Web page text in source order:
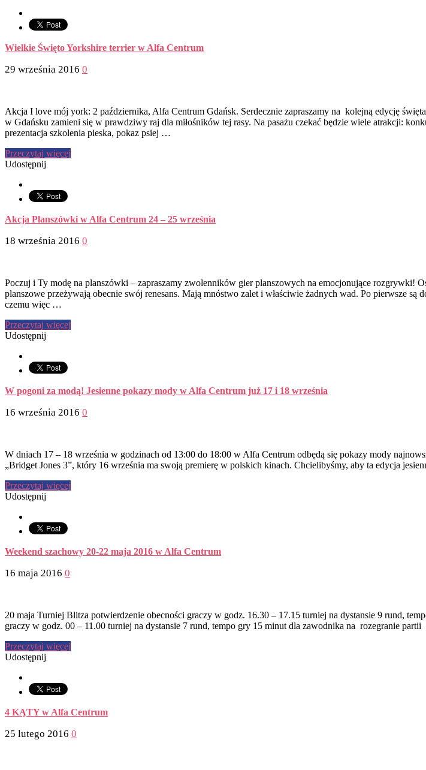
Wielkie Święto Yorkshire terrier w Alfa Centrum
29 września 2016 0
Akcja I love mój york: 2 października, Alfa Centrum Gdańsk. Serdecznie zapraszamy na kolejną edycję
w Gdańsku zamieni się w prawdziwy raj dla miłośników tej rasy. Na pasażu czekać będzie wiele atrakcji:
prezentacja szkolenia pieska, pokaz psiej …
Przeczytaj więcej
Udostępnij
Akcja Planszówki w Alfa Centrum 24 – 25 września
18 września 2016 0
Poczuj i Ty modę na planszówki – zapraszamy zwolenników gier planszowych na emocjonujące rozgrywki!
planszowe przeżywają obecnie swój renesans. Mają mnóstwo zalet i właściwie żadnych wad. Po pierwsze
czemu więc …
Przeczytaj więcej
Udostępnij
W pogoni za modą! Jesienne pokazy mody w Alfa Centrum już 17 i 18 września
16 września 2016 0
W dniach 17 – 18 września w godzinach od 13:00 do 18:00 w Alfa Centrum odbędą się pokazy mody
„Bridget Jones 3”, który 16 września ma swoją premierę w polskich kinach. Chcielibyśmy, aby ta edycja
Przeczytaj więcej
Udostępnij
Weekend szachowy 20-22 maja 2016 w Alfa Centrum
16 maja 2016 0
20 maja Turniej Blitza potwierdzenie obecności graczy w godz. 16.30 – 17.15 turniej na dystansie 9 rund,
graczy w godz. 00 – 11.00 turniej na dystansie 7 rund, tempo gry 15 minut dla zawodnika na rozegranie
Przeczytaj więcej
Udostępnij
4 KĄTY w Alfa Centrum
25 lutego 2016 0